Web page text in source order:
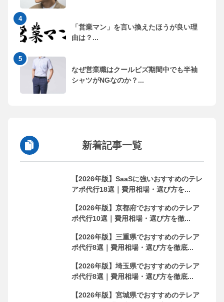
「営業マン」を言い換えたほうが良い理
由は？...
なぜ営業職はクールビズ期間中でも半袖
シャツがNGなのか？...
新着記事一覧
【2026年版】SaaSに強いおすすめのテレ
アポ代行18選｜費用相場・選び方を...
【2026年版】京都府でおすすめのテレア
ポ代行10選｜費用相場・選び方を徹...
【2026年版】三重県でおすすめのテレア
ポ代行8選｜費用相場・選び方を徹底...
【2026年版】埼玉県でおすすめのテレア
ポ代行8選｜費用相場・選び方を徹底...
【2026年版】宮城県でおすすめのテレア